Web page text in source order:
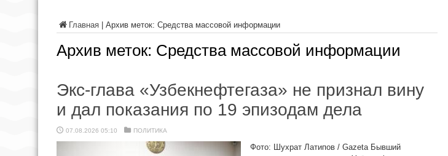
Главная Архив меток: Средства массовой информации
Архив меток: Средства массовой информации
Экс-глава «Узбекнефтегаза» не признал вину
и дал показания по 19 эпизодам дела
07.08.2026 05:10 ПОЛИТИКА
Фото: Шухрат Латипов / Gazeta Бывший